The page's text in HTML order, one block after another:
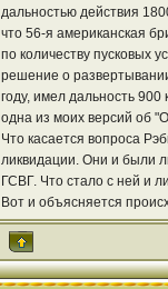
дальностью действия
что 56-я американская
по количеству пусковых
решение о
году, имел дальность
одна из моих версий об
Что касается вопроса
ликвидации. Они и были
ГСВГ. Что стало с ней и
Вот и объясняется